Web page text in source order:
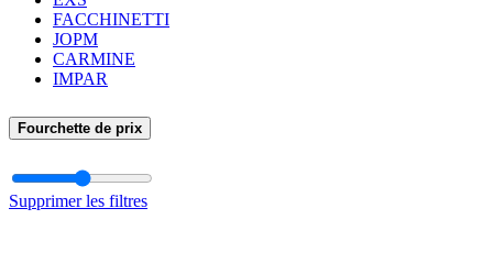
FACCHINETTI
JOPM
CARMINE
IMPAR
Fourchette de prix
Supprimer les filtres